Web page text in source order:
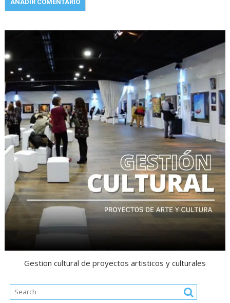
Gestion cultural de proyectos artisticos y culturales